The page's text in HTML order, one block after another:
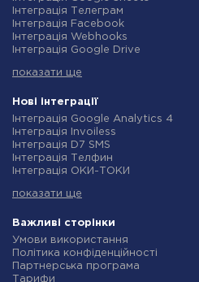
Інтеграція Телеграм
Інтеграція Facebook
Інтеграція Webhooks
Інтеграція Google Drive
Інтеграція Gmail
Інтеграція Rozetka
Інтеграція OpenAI (ChatGPT)
Інтеграція Binotel
Інтеграція Prom
Інтеграція Приват24
Інтеграція OLX
Інтеграція SendPulse
Інтеграція Stream Telecom
Інтеграція Google Analytics
Інтеграція Creatio
Інтеграція Ringostat
показати ще
Нові інтеграції
Інтеграція Google Analytics 4
Інтеграція Invoiless
Інтеграція D7 SMS
Інтеграція Телфин
Інтеграція ОКИ-ТОКИ
Інтеграція Microsoft Dynamics 365
Інтеграція TxtSync
Інтеграція Wire2Air
Інтеграція Corezoid
Інтеграція Infobip
Інтеграція Instasent
показати ще
Важливі сторінки
Умови використання
Політика конфіденційності
Партнерська програма
Тарифи